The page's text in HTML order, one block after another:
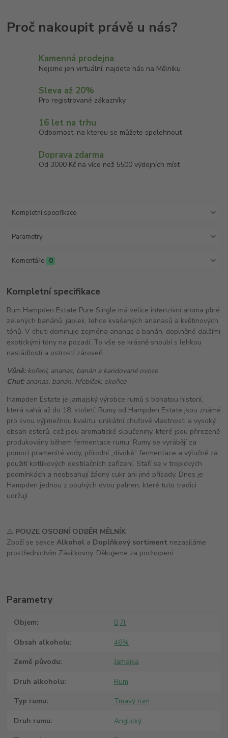
Kamenná prodejna
Nejsme jen virtuální, najdete nás na Mělníku
Sleva až 20%
Pro registrované zákazníky
16 let na trhu
Odbornost, na kterou se můžete spolehnout
Doprava zdarma
Od 3000 Kč na více než 5500 výdejních míst
Kompletní specifikace
Parametry
Komentáře 0
Kompletní specifikace
Rum Hampden Estate Pure Single má velice intenzivní aroma plné
zelených banánů, jablek, lehce kvašených ananasů a květinových
tónů. V chuti dominuje zejména ananas a banán, doplněné dalšími
exotickými tóny na pozadí. To vše se krásně snoubí s lehkou
nasládlostí a ostrostí zároveň.
Vůně: koření, ananas, banán a kandované ovoce
Chuť: ananas, banán, hřebíček, skořice
Hampden Estate je jamajský výrobce rumů s bohatou historií,
která sahá až do 18. století. Rumy od Hampden Estate jsou známé
pro svou výjimečnou kvalitu, unikátní chuťové vlastnosti a vysoký
obsah esterů, což jsou aromatické sloučeniny, které jsou přirozeně
produkovány během fermentace rumu. Rumy se vyrábějí za
pomoci pramenité vody, přírodní „divoké“ fermentace a výlučně za
použití kotlíkových destilačních zařízení. Staří se v tropických
podmínkách a neobsahují žádný cukr ani jiné přísady. Dnes je
Hampden jednou z pouhých dvou palíren, které tuto tradici
udržují.
⚠️ POUZE OSOBNÍ ODBĚR MĚLNÍK
Zboží se sekceAlkohol a Doplňkový sortiment nezasíláme
prostřednictvím Zásilkovny. Děkujeme za pochopení.
Parametry
Objem 0,7l
Obsah alkoholu 46%
Země původu Jamajka
Druh alkoholu Rum
Typ rumu Tmavý rum
Druh rumu Anglický